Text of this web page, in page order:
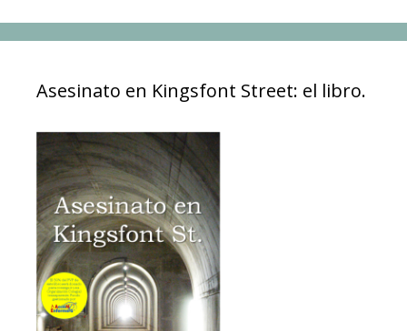
Asesinato en Kingsfont Street: el libro.